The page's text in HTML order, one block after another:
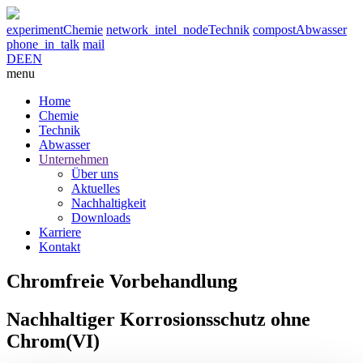
experimentChemie network_intel_nodeTechnik compostAbwasser
phone_in_talk mail
DEEN
menu
Home
Chemie
Technik
Abwasser
Unternehmen
Über uns
Aktuelles
Nachhaltigkeit
Downloads
Karriere
Kontakt
Chromfreie Vorbehandlung
Nachhaltiger Korrosionsschutz ohne
Chrom(VI)